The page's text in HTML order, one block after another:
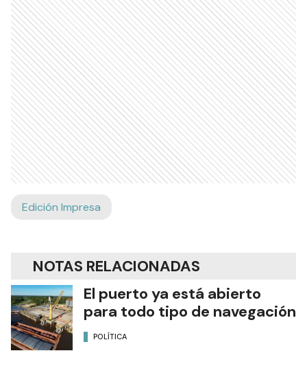
Edición Impresa
NOTAS RELACIONADAS
El puerto ya está abierto
para todo tipo de navegación
POLÍTICA